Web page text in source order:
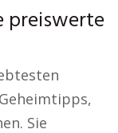
preiswerte
Sie